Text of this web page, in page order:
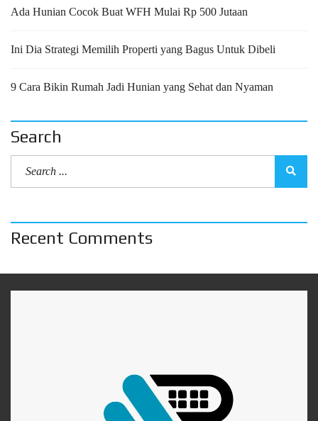
Ada Hunian Cocok Buat WFH Mulai Rp 500 Jutaan
Ini Dia Strategi Memilih Properti yang Bagus Untuk Dibeli
9 Cara Bikin Rumah Jadi Hunian yang Sehat dan Nyaman
Search
Recent Comments